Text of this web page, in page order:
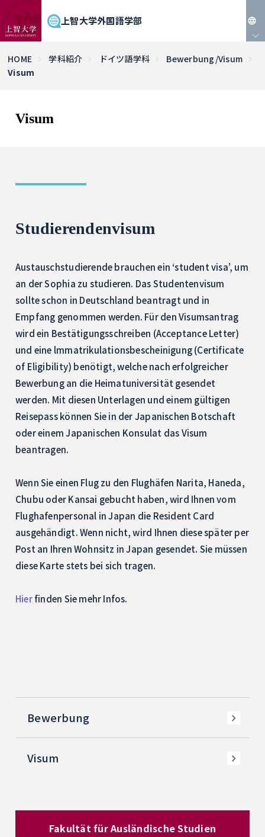
上智大学外国語学部
HOME 学科紹介 ドイツ語学科
Bewerbung/Visum
Visum
Visum
Studierendenvisum
Austauschstudierende brauchen ein ‘student visa’, um
an der Sophia zu studieren. Das Studentenvisum
sollte schon in Deutschland beantragt und in
Empfang genommen werden. Für den Visumsantrag
wird ein Bestätigungsschreiben (Acceptance Letter)
und eine lmmatrikulationsbescheinigung (Certificate
of Eligibility) benötigt, welche nach erfolgreicher
Bewerbung an die Heimatuniversität gesendet
werden. Mit diesen Unterlagen und einem gültigen
Reisepass können Sie in der Japanischen Botschaft
oder einem Japanischen Konsulat das Visum
beantragen.
Wenn Sie einen Flug zu den Flughäfen Narita, Haneda,
Chubu oder Kansai gebucht haben, wird Ihnen vom
Flughafenpersonal in Japan die Resident Card
ausgehändigt. Wenn nicht, wird Ihnen diese später per
Post an Ihren Wohnsitz in Japan gesendet. Sie müssen
diese Karte stets bei sich tragen.
Hierfinden Sie mehr Infos.
Bewerbung
Visum
Fakultät für Ausländische Studien